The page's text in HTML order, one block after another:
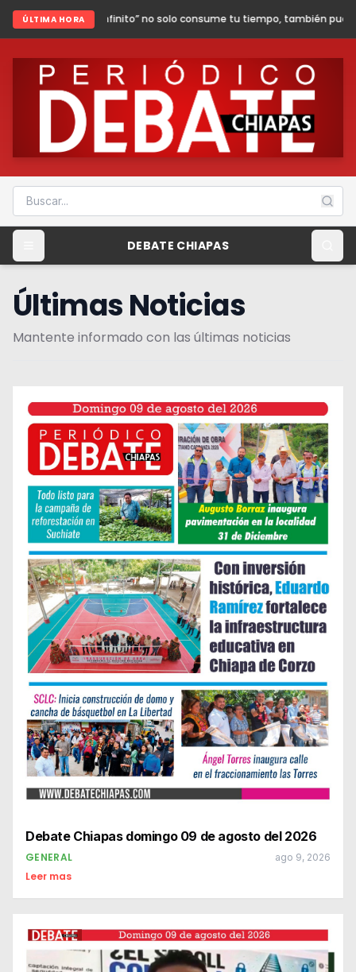
ÚLTIMA HORA
no solo consume tu tiempo, también puede poner en riesgo tu
DEBATE CHIAPAS
Últimas Noticias
Mantente informado con las últimas noticias
Debate Chiapas domingo 09 de agosto del 2026
GENERAL ago 9, 2026
Leer mas